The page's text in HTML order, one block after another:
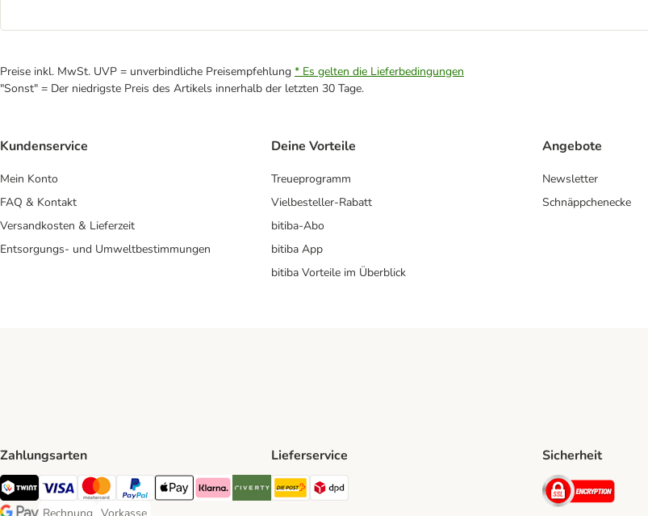
Preise inkl. MwSt. UVP = unverbindliche Preisempfehlung * Es gelten die Lieferbedingungen
"Sonst" = Der niedrigste Preis des Artikels innerhalb der letzten 30 Tage.
Kundenservice
Mein Konto
FAQ & Kontakt
Versandkosten & Lieferzeit
Entsorgungs- und Umweltbestimmungen
Deine Vorteile
Treueprogramm
Vielbesteller-Rabatt
bitiba-Abo
bitiba App
bitiba Vorteile im Überblick
Angebote
Newsletter
Schnäppchenecke
Zahlungsarten
TWINT Payment Method
Visa Payment Method
MasterCard Payment Method
PayPal Payment Method
Apple Pay Payment Method
Klarna Payment Method
Riverty Payment Method
Lieferservice
Die Post Shipping Method
Sicherheit
Security